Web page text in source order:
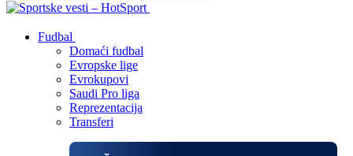
Fudbal
Domaći fudbal
Evropske lige
Evrokupovi
Saudi Pro liga
Reprezentacija
Transferi